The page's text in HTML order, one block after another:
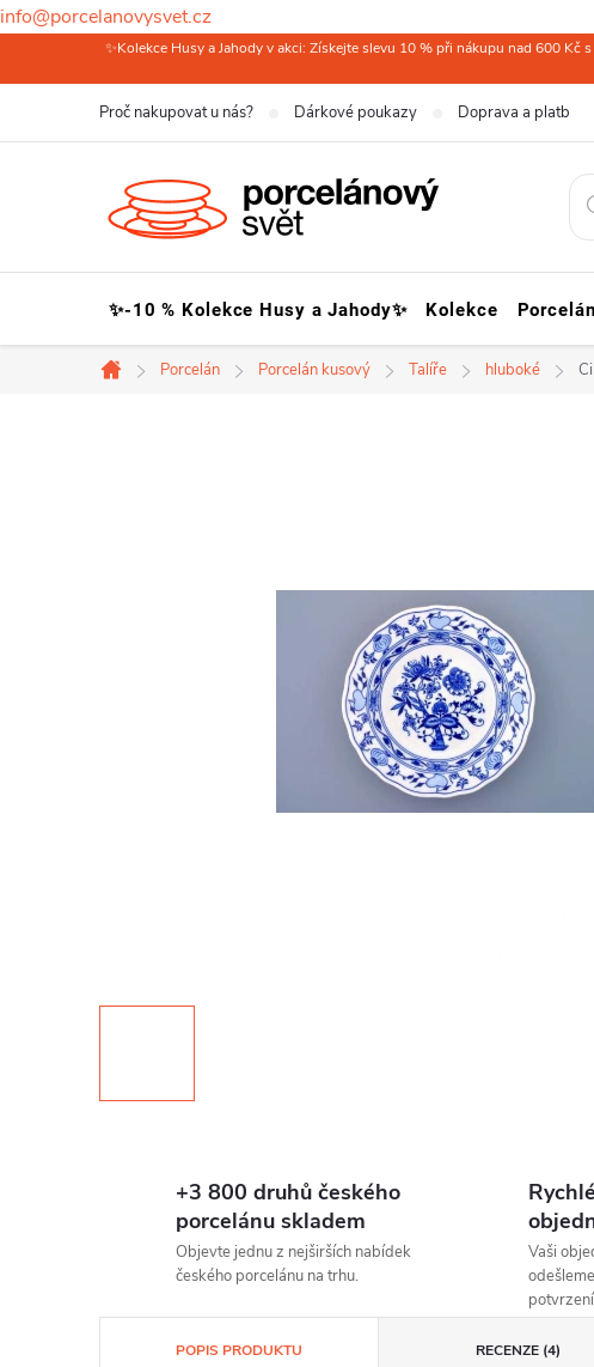
info@porcelanovysvet.cz
na
✨Kolekce Husy a Jahody v akci: Získejte slevu 10 % při nákupu nad 600
Proč nakupovat u nás? Dárkové poukazy Doprava a platba ČR
✨-10 % Kolekce Husy a Jahody✨ Kolekce
Domů
Porcelán Porcelán kusový Talíře hluboké
+3 800 druhů českého
porcelánu skladem
Objevte jednu z nejširších nabídek
českého porcelánu na trhu.
Vaši
POPIS PRODUKTU RECENZE (4)